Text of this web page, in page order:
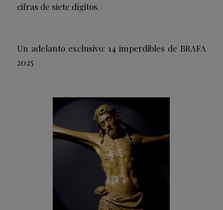
cifras de siete dígitos.
Un adelanto exclusivo: 14 imperdibles de BRAFA
2025